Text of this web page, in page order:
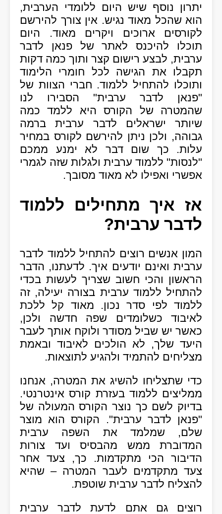
יתרון נוסף שיש היום ללומדי הערבית,
הוא שהכל מאוד נגיש. אין צורך להירשם
לקורסים ארוכים ויקרים מאוד. היום
תוכלו להיכנס לאתר של פנאן לדבר
ערבית, לבצע רישום קצר ותוך כמה דקות
תקבלו את הגישה לכל חומרי הלימוד
ותוכלו להתחיל ללמוד. חברי הצוות של
"פנאן לדבר ערבית" הסבירו לנו
שהמטרה של הקורס היא ללמד כמה
שיותר ישראלים לדבר ערבית ברמה
גבוהה, ולכן ניתן להירשם לקורס במחיר
עלות. כך שום דבר לא ימנע ממכם
"לנסות" ללמוד ערבית ולגלות שזה לגמרי
אפשרי ואפילו לא מאוד מסובך.
אז איך מתחילים ללמוד
לדבר ערבית?
המון אנשים רוצים להתחיל ללמוד לדבר
ערבית ואינם יודעים איך. לדעתנו, הדבר
הראשון והכי חשוב שצריך לעשות בכדי
להתחיל ללמוד ערבית בצורה יעילה, זה
ללמוד לפי סדר נכון. מאוד קל ללכת
לאיבוד כשלומדים שפה חדשה ולכן,
כאשר יש שביל מסודר ולוקח אותך לעבר
היעד שלך, לא הולכים לאיבוד ובאמת
מצליחים להתמיד ולהגיע לתוצאות.
כדי שתצליחו להשיג את המטרה, אנחנו
ממליצים ללמוד בעזרת קורס אינטרנטי.
בדיוק לשם כך נוצר הקורס המעולה של
"פנאן לדבר ערבית". הקורס הוא מוצר
שלם, שמלמד את השפה ערבית
המדוברת ממש מהבסיס ועד צורות
הדיבור הכי מתקדמות. כך, צעד אחר
צעד מתקדמים לעבר המטרה – שהיא
להצליח לדבר ערבית שוטפת.
רוצים גם אתם לדעת לדבר ערבית